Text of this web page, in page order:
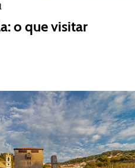
o que visitar